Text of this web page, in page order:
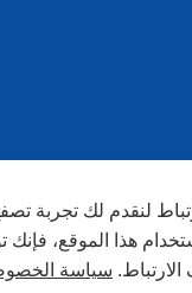
لنقدم لك تجربة
هذا الموقع، فإنك
سياسة